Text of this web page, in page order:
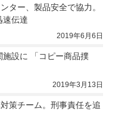
ター、製品安全で協力。
速伝達
2019年6月6日
施設に 「コピー商品撲
2019年3月13日
策チーム。刑事責任を追